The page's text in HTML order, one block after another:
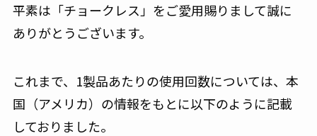
平素は「チョークレス」をご愛用賜りまして誠に
ありがとうございます。
これまで、1製品あたりの使用回数については、本
国（アメリカ）の情報をもとに以下のように記載
しておりました。